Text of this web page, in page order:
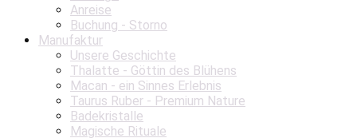
Anreise
Buchung - Storno
Manufaktur
Unsere Geschichte
Thalatte - Göttin des Blühens
Macan - ein Sinnes Erlebnis
Taurus Ruber - Premium Nature
Badekristalle
Magische Rituale